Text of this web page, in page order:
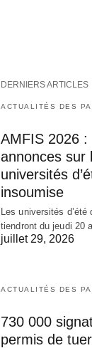
DERNIERS ARTICLES
ACTUALITÉS DES
AMFIS 2026
annonces sur
universités
insoumise
Les universités
tiendront du jeudi 20
juillet 29, 2026
ACTUALITÉS DES
730 000
permis de